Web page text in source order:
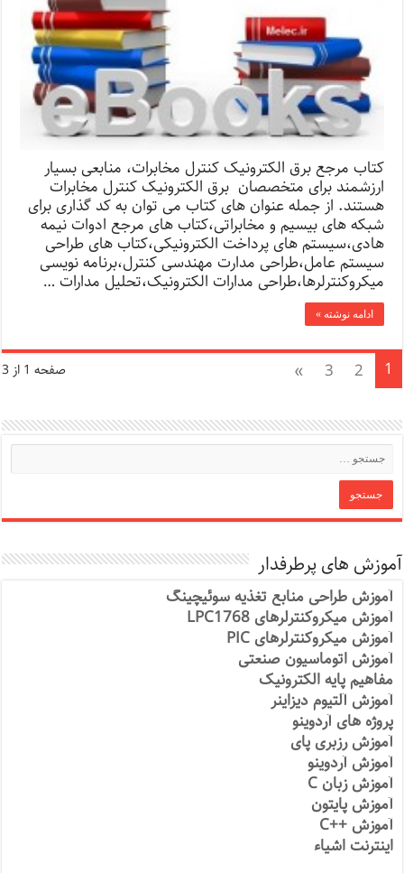
کتاب مرجع برق الکترونیک کنترل مخابرات، منابعی بسیار
ارزشمند برای متخصصان برق الکترونیک کنترل مخابرات
هستند. از جمله عنوان های کتاب می توان به کد گذاری برای
شبکه های بیسیم و مخابراتی،کتاب های مرجع ادوات نیمه
هادی،سیستم های پرداخت الکترونیکی،کتاب های طراحی
سیستم عامل،طراحی مدارت مهندسی کنترل،برنامه نویسی
میکروکنترلرها،طراحی مدارات الکترونیک،تحلیل مدارات …
ادامه نوشته »
صفحه 1 از 3 1
2
3
»
آموزش های پرطرفدار
آموزش طراحی منابع تغذیه سوئیچینگ
آموزش میکروکنترلرهای LPC1768
آموزش میکروکنترلرهای PIC
آموزش اتوماسیون صنعتی
مفاهیم پایه الکترونیک
آموزش آلتیوم دیزاینر
پروژه های آردوینو
آموزش رزبری پای
آموزش آردوینو
آموزش زبان C
آموزش پایتون
آموزش ++C
اینترنت اشیاء